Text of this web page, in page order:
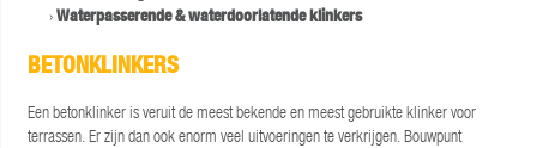
Waterpasserende & waterdoorlatende klinkers
BETONKLINKERS
Een betonklinker is veruit de meest bekende en meest gebruikte klinker voor
terrassen. Er zijn dan ook enorm veel uitvoeringen te verkrijgen. Bouwpunt